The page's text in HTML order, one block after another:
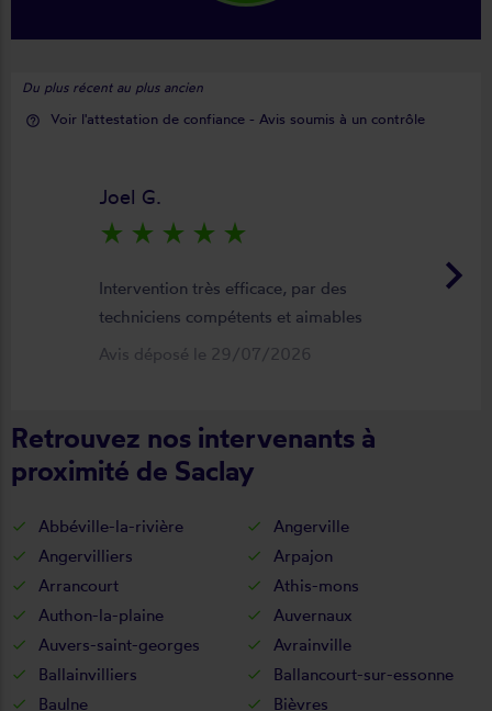
Du plus récent au plus ancien
help_outline Voir l'attestation de confiance - Avis soumis à un contrôle
keyboard_arrow_right
Joel G.
star_rate star_rate star_rate star_rate star_rate
Intervention très efficace, par des
techniciens compétents et aimables
Avis déposé le 29/07/2026
Retrouvez nos intervenants à
proximité de Saclay
Abbéville-la-rivière
Angerville
Angervilliers
Arpajon
Arrancourt
Athis-mons
Authon-la-plaine
Auvernaux
Auvers-saint-georges
Avrainville
Ballainvilliers
Ballancourt-sur-essonne
Baulne
Bièvres